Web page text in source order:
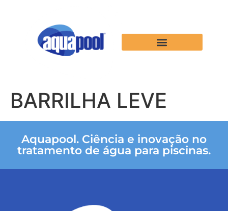
BARRILHA LEVE
Aquapool. Ciência e inovação no
tratamento de água para piscinas.